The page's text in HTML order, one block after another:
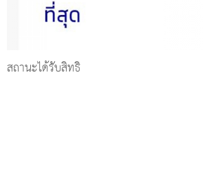
สถานะได้รับสิทธิ